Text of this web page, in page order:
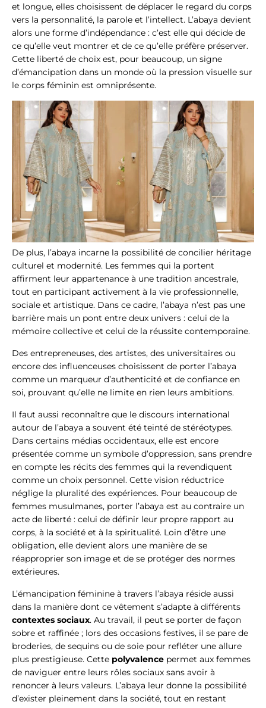
et longue, elles choisissent de déplacer le regard du corps
vers la personnalité, la parole et l’intellect. L’abaya devient
alors une forme d’indépendance : c’est elle qui décide de
ce qu’elle veut montrer et de ce qu’elle préfère préserver.
Cette liberté de choix est, pour beaucoup, un signe
d’émancipation dans un monde où la pression visuelle sur
le corps féminin est omniprésente.
De plus, l’abaya incarne la possibilité de concilier héritage
culturel et modernité. Les femmes qui la portent
affirment leur appartenance à une tradition ancestrale,
tout en participant activement à la vie professionnelle,
sociale et artistique. Dans ce cadre, l’abaya n’est pas une
barrière mais un pont entre deux univers : celui de la
mémoire collective et celui de la réussite contemporaine.
Des entrepreneuses, des artistes, des universitaires ou
encore des influenceuses choisissent de porter l’abaya
comme un marqueur d’authenticité et de confiance en
soi, prouvant qu’elle ne limite en rien leurs ambitions.
Il faut aussi reconnaître que le discours international
autour de l’abaya a souvent été teinté de stéréotypes.
Dans certains médias occidentaux, elle est encore
présentée comme un symbole d’oppression, sans prendre
en compte les récits des femmes qui la revendiquent
comme un choix personnel. Cette vision réductrice
néglige la pluralité des expériences. Pour beaucoup de
femmes musulmanes, porter l’abaya est au contraire un
acte de liberté : celui de définir leur propre rapport au
corps, à la société et à la spiritualité. Loin d’être une
obligation, elle devient alors une manière de se
réapproprier son image et de se protéger des normes
extérieures.
L’émancipation féminine à travers l’abaya réside aussi
dans la manière dont ce vêtement s’adapte à différents
contextes sociaux. Au travail, il peut se porter de façon
sobre et raffinée ; lors des occasions festives, il se pare de
broderies, de sequins ou de soie pour refléter une allure
plus prestigieuse. Cette polyvalence permet aux femmes
de naviguer entre leurs rôles sociaux sans avoir à
renoncer à leurs valeurs. L’abaya leur donne la possibilité
d’exister pleinement dans la société, tout en restant